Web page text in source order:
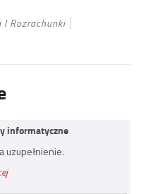
I Rozrachunki
informatyczne
uzupełnienie.